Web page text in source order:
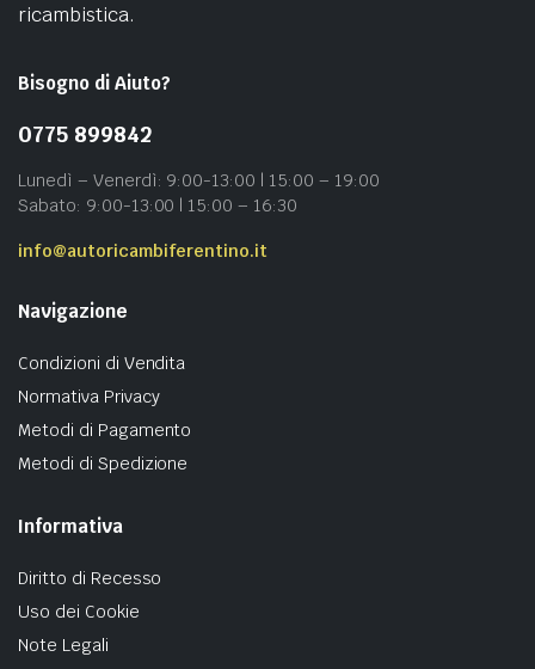
ricambistica.
Bisogno di Aiuto?
0775 899842
Lunedì – Venerdì: 9:00-13:00 | 15:00 – 19:00
Sabato: 9:00-13:00 | 15:00 – 16:30
info@autoricambiferentino.it
Navigazione
Condizioni di Vendita
Normativa Privacy
Metodi di Pagamento
Metodi di Spedizione
Informativa
Diritto di Recesso
Uso dei Cookie
Note Legali